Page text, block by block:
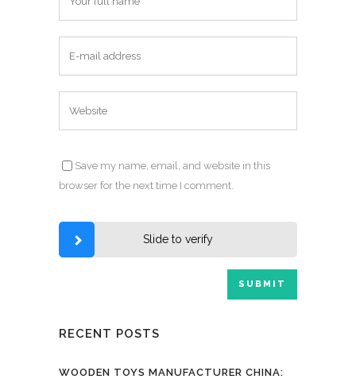
Save my name, email, and website in this
browser for the next time I comment.
Slide to verify
RECENT POSTS
WOODEN TOYS MANUFACTURER CHINA: